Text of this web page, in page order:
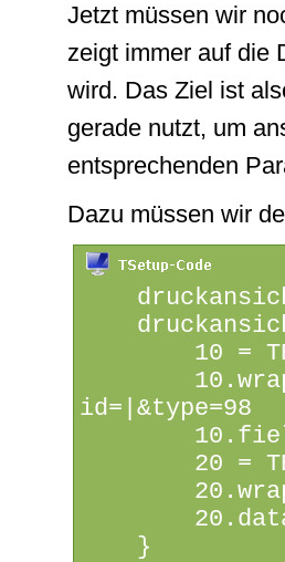
Jetzt müssen wir
zeigt immer auf die
wird. Das Ziel ist
gerade nutzt, um
entsprechenden
Dazu müssen wir
10 =
10.wrap =
id=|&type=98
10.field
20 =
20.wrap =
20.data =
}